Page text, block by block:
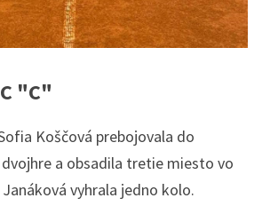
"C"
Koščová prebojovala do
a obsadila tretie miesto vo
vyhrala jedno kolo.